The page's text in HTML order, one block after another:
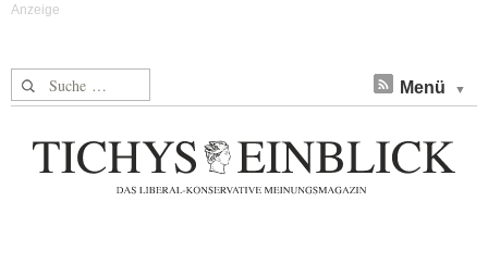
Suche nach: Menü